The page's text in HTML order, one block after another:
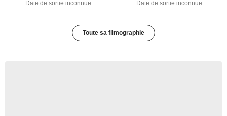
Date de sortie inconnue Date de sortie inconnue
Toute sa filmographie